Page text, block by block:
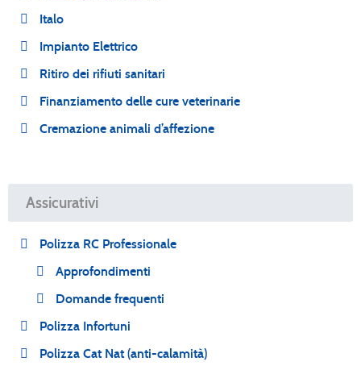
Italo
Impianto Elettrico
Ritiro dei rifiuti sanitari
Finanziamento delle cure veterinarie
Cremazione animali d’affezione
Assicurativi
Polizza RC Professionale
Approfondimenti
Domande frequenti
Polizza Infortuni
Polizza Cat Nat (anti-calamità)